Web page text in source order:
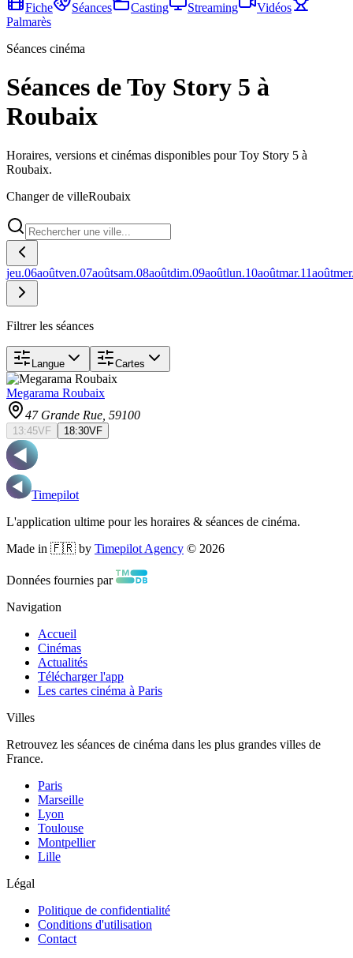
Fiche
Séances Casting Streaming
Vidéos
Palmarès
Séances cinéma
Séances de Toy Story 5 à
Roubaix
Horaires, versions et cinémas disponibles pour Toy Story 5 à
Roubaix.
Changer de villeRoubaix
jeu.06aoûtven.07aoûtsam.08aoûtdim.09aoûtlun.10aoûtmar.11août
Filtrer les séances
Langue Cartes
Megarama Roubaix
47 Grande Rue , 59100
13:45VF 18:30VF
Timepilot
L'application ultime pour les horaires & séances de cinéma.
Made in 🇫🇷 by Timepilot Agency © 2026
Données fournies par
Navigation
Accueil
Cinémas
Actualités
Télécharger l'app
Les cartes cinéma à Paris
Villes
Retrouvez les séances de cinéma dans les plus grandes villes de
France.
Paris
Marseille
Lyon
Toulouse
Montpellier
Lille
Légal
Politique de confidentialité
Conditions d'utilisation
Contact